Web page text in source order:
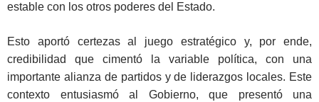
estable con los otros poderes del Estado.
Esto aportó certezas al juego estratégico y, por ende,
credibilidad que cimentó la variable política, con una
importante alianza de partidos y de liderazgos locales. Este
contexto entusiasmó al Gobierno, que presentó una